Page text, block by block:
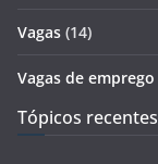
Vagas (14)
Vagas de emprego
Tópicos recentes